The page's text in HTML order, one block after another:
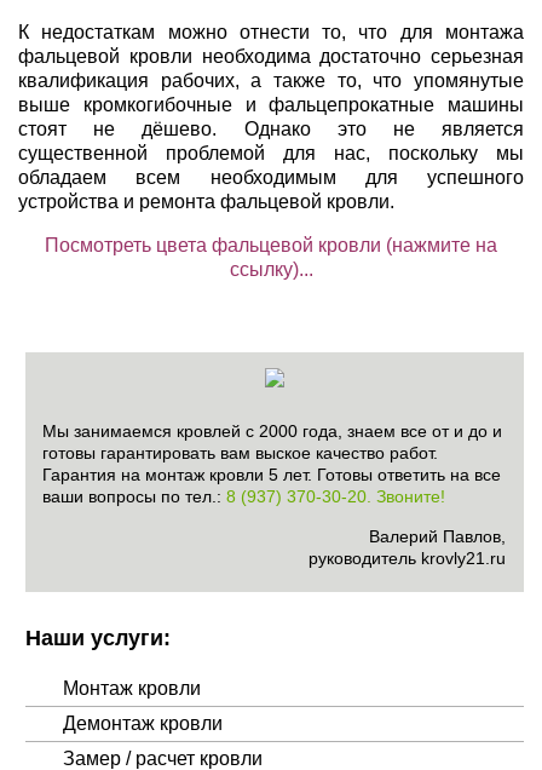
К недостаткам можно отнести то, что для монтажа
фальцевой кровли необходима достаточно серьезная
квалификация рабочих, а также то, что упомянутые
выше кромкогибочные и фальцепрокатные машины
стоят не дёшево. Однако это не является
существенной проблемой для нас, поскольку мы
обладаем всем необходимым для успешного
устройства и ремонта фальцевой кровли.
Посмотреть цвета фальцевой кровли (нажмите на
ссылку)...
Мы занимаемся кровлей с 2000 года, знаем все от и до и
готовы гарантировать вам выское качество работ.
Гарантия на монтаж кровли 5 лет. Готовы ответить на все
ваши вопросы по тел.: 8 (937) 370-30-20. Звоните!
Валерий Павлов,
руководитель krovly21.ru
Наши услуги:
Монтаж кровли
Демонтаж кровли
Замер / расчет кровли